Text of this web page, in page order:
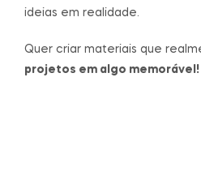
ideias em realidade.
Quer criar materiais que
projetos em algo memorável!